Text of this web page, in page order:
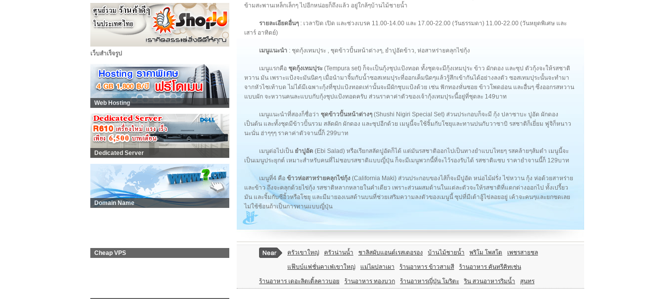
เว็บสำเร็จรูป
Web Hosting
Dedicated Server
Domain Name
Cheap VPS
ข้ามสะพานเหล็กเล็กๆ ไปอีกหน่อยก็ถึงแล้ว อยู่ใกล้ๆบ้านไม้ชายน้ำ
รายละเอียดอื่นๆ : เวลาปิด เปิด และช่วงเบรค 11.00-14.00 และ 17.00-22.00 (วันธรรมดา) 11.00-22.00 (วันหยุดพิเศษ และ
เสาร์ อาทิตย์)
เมนูแนะนำ : ชุดกุ้งเทมปุระ , ชุดข้าวปั้นหน้าต่างๆ, ยำปูอัดข้าว, ห่อสาหร่ายคลุกไข่กุ้ง
เมนูแรกคือ ชุดกุ้งเทมปุระ (Tempura set) ก็จะเป็นกุ้งชุปแป้งทอด ทั้งชุดจะมีกุ้งเทมปุระ ข้าว ผักดอง และซุป ตัวกุ้งจะให้รสชาติ
หวาน มัน เพราะแป้งจะมันนิดๆ เมื่อนำมาจิ้มกับน้ำซอสเทมปุระที่ออกเค็มนิดๆแล้วรู้สึกเข้ากันได้อย่างลงตัว ซอสเทมปุระนั้นจะทำมา
จากหัวไชเท้าบด ไม่ได้มีเฉพาะกุ้งที่ชุปแป้งทอดเท่านั้นจะมีผักชุบแป้งด้วย เช่น ฟักทองหั่นซอย ข้าวโพดอ่อน และอื่นๆ ซึ่งออกรสหวาน
แบบผัก จะหวานคนละแบบกับกุ้งชุปแป้งทอดครับ ส่วนราคาค่าตัวของเจ้ากุ้งเทมปุระนี้อยู่ที่ชุดละ 149บาท
เมนูแนะนำที่สองก็ชื่อว่า ชุดข้าวปั้นหน้าต่างๆ (Shushi Nigiri Special Set) ส่วนประกอบก็จะมี กุ้ง ปลาซาบะ ปูอัด ผักดอง
เป็นต้น และทั้งชุดมีข้าวปั้นรวม สลัดผัก ผักดอง และซุปอีกด้วย เมนูนี้จะใช้จิ้มกับโชยุและทานปนกับวาซาบิ รสชาติก็เยี่ยม ฟูจิก็หนาว
นะนั่น ฮ่าๆๆๆ ราคาค่าตัวจานนี้ก็ 299บาท
เมนูต่อไปเป็น ยำปูอัด (Ebi Salad) หรือเรียกสลัดปูอัดก็ได้ แต่มันรสชาติออกไปเป็นทางยำแบบไทยๆ รสคล้ายๆส้มตำ เมนูนี้จะ
เป็นเมนูประยุกต์ เหมาะสำหรับคนที่ไม่ชอบรสชาติแบบญี่ปุ่น ก็จะมีเมนูพวกนี้ที่จะไว้รองรับได้ รสชาติแซบ ราคายำจานนี้ก็ 129บาท
เมนูที่4 คือ ข้าวห่อสาหร่ายคลุกไข่กุ้ง (California Maki) ส่วนประกอบของไส้ก็จะมีปูอัด หน่อไม้ฝรั่ง ไข่หวาน กุ้ง ห่อด้วยสาหร่าย
และข้าว ถึงจะคลุกด้วยไข่กุ้ง รสชาติหลากหลายในคำเดียว เพราะส่วนผสมด้านในแต่ละตัวจะให้รสชาติที่แตกต่างออกไป ทั้งเปรี้ยว
มัน และจิ้มกับซีอิ้วหรือโชยุ และมีมายองเนสด้านบนที่ช่วยเสริมความลงตัวของเมนูนี้ ซุปที่มีเต้าฮู้ไข่ลอยอยู่ เค้าจะคนๆและยกซดเลย
ไม่ใช้ช้อนถ้าเป็นการทานแบบญี่ปุ่น
ครัวเขาใหญ่ ครัวน่านน้ำ ชาลิสผับแอนด์เรสเตอรอง บ้านไม้ชายน้ำ พริโม โพสโต เพชรสายชล
แฟ๊บบ์แฟชั่นคาเฟ่เขาใหญ่ แม่ไผปลาเผา ร้านอาหาร ข้าวสามสี ร้านอาหาร คันทรีคิทเช่น
ร้านอาหาร เดอะลิตเติ้ลคาวบอย ร้านอาหาร ทองบวก ร้านอาหารญี่ปุ่น โมริตะ ริน สวนอาหารริมน้ำ สุนทร